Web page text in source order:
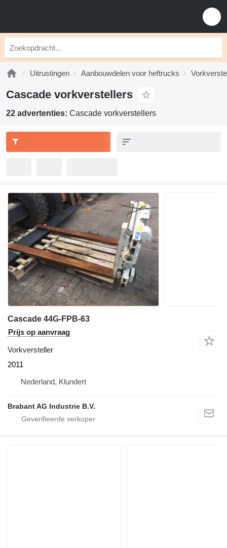
Uitrustingen Aanbouwdelen voor heftrucks
Cascade vorkverstellers
22 advertenties: Cascade vorkverstellers
Cascade 44G-FPB-63
Prijs op aanvraag
Vorkversteller
2011
Nederland, Klundert
Brabant AG Industrie B.V.